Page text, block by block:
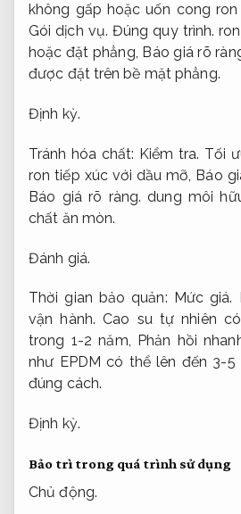
không gấp hoặc uốn cong
Gói dịch vụ. Đúng quy trình.
hoặc đặt phẳng, Báo giá rõ
được đặt trên bề mặt phẳng.
Định kỳ.
Tránh hóa chất: Kiểm tra. Tối
ron tiếp xúc với dầu mỡ, Báo
Báo giá rõ ràng. dung môi
chất ăn mòn.
Đánh giá.
Thời gian bảo quản: Mức giá.
vận hành. Cao su tự nhiên
trong 1-2 năm, Phản hồi
như EPDM có thể lên đến 3-5
đúng cách.
Định kỳ.
Bảo trì trong quá trình sử dụng
Chủ động.